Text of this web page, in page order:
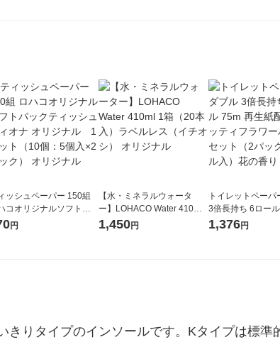
ッシュペーパー 150組
コオリジナルソフトパ
ティッシュ フィオナ オ
円
【水・ミネラルウォータ
ー】LOHACO Water 410ml
1箱（20本入）ラベルレス
（イチオシ） オリジナル
1,450円
トイレットペーパ
3倍長持ち 6ロール 75m 再生
紙配合 スコッティ
パック 1セット（
1,376円
きりタイプのインソールです。Kタイプは標